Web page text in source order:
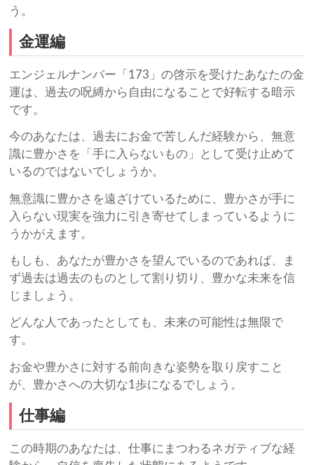
う。
金運編
エンジェルナンバー「173」の啓示を受けたあなたの金
運は、過去の呪縛から自由になることで好転する暗示
です。
今のあなたは、過去にお金で苦しんだ経験から、無意
識に豊かさを「手に入らないもの」として受け止めて
いるのではないでしょうか。
無意識に豊かさを遠ざけているために、豊かさが手に
入らない現実を強力に引き寄せてしまっているように
うかがえます。
もしも、あなたが豊かさを望んでいるのであれば、ま
ず過去は過去のものとして割り切り、豊かな未来を信
じましょう。
どんな人であったとしても、未来の可能性は無限で
す。
お金や豊かさに対する前向きな姿勢を取り戻すこと
が、豊かさへの大切な1歩になるでしょう。
仕事編
この時期のあなたは、仕事にまつわるネガティブな経